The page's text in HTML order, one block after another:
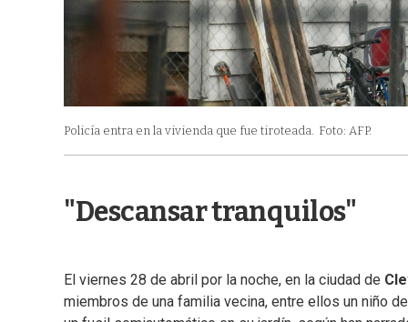
Policía entra en la vivienda que fue tiroteada. Foto: AFP.
"Descansar tranquilos"
El viernes 28 de abril por la noche, en la ciudad de
miembros de una familia vecina, entre ellos un niño